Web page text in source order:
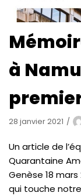
à
28 janvier 2021
Un article de
Quarantaine
Genèse 18 mars
qui touche